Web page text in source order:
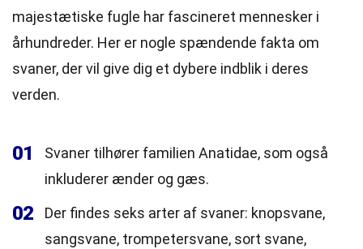
majestætiske fugle har fascineret mennesker i
århundreder. Her er nogle spændende fakta om
svaner, der vil give dig et dybere indblik i deres
verden.
01
Svaner tilhører familien Anatidae, som også
inkluderer ænder og gæs.
02
Der findes seks arter af svaner: knopsvane,
sangsvane, trompetersvane, sort svane,